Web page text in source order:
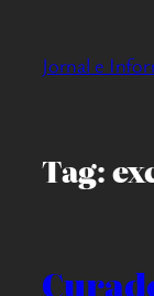
Jornal e
Tag: